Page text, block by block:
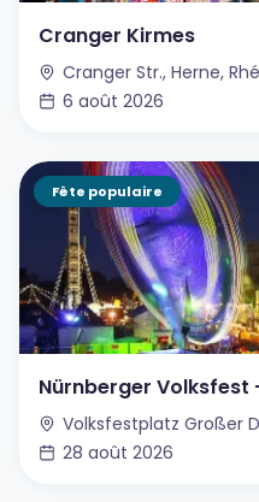
Cranger Kirmes
6 août 2026
Fête populaire
Nürnberger Volksfest
28 août 2026